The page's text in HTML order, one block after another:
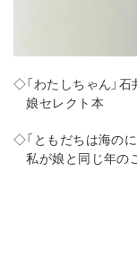
◇「わたしちゃん」
娘セレクト本
◇「ともだちは海の
私が娘と同じ年の